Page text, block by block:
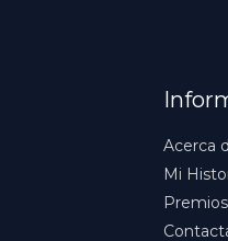
Acerca
Mi